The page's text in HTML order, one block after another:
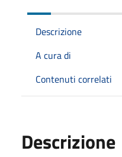
Descrizione
A cura di
Contenuti correlati
Descrizione